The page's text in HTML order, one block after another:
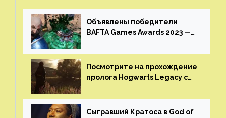
Объявлены победители
BAFTA Games Awards 2023 —
получила шесть наград
Посмотрите на прохождение
пролога Hogwarts Legacy с
GamesVoice показала первые
результаты своего труда
Сыгравший Кратоса в God of